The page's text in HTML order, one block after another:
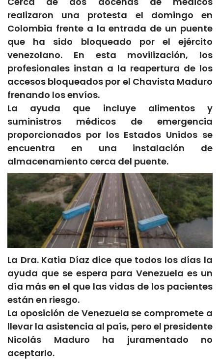
realizaron una protesta el domingo en
Colombia frente a la entrada de un puente
que ha sido bloqueado por el ejército
venezolano. En esta movilización, los
profesionales instan a la reapertura de los
accesos bloqueados por el Chavista Maduro
frenando los envíos.
La ayuda que incluye alimentos y
suministros médicos de emergencia
proporcionados por los Estados Unidos se
encuentra en una instalación de
almacenamiento cerca del puente.
La Dra. Katia Díaz dice que todos los días la
ayuda que se espera para Venezuela es un
día más en el que las vidas de los pacientes
están en riesgo.
La oposición de Venezuela se compromete a
llevar la asistencia al país, pero el presidente
Nicolás Maduro ha juramentado no
aceptarlo.